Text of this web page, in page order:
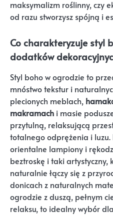
maksymalizm roślinny, czy
od razu stworzysz spójną i
Co charakteryzuje styl
dodatków
Styl boho w ogrodzie to
mnóstwo tekstur i
plecionych meblach,
makramach i masie
przytulną, relaksującą
totalnego odprężenia i luzu.
orientalne lampiony i
beztroskę i taki artystyczny,
naturalnie łączy się z
donicach z naturalnych
ogrodzie z duszą, pełnym
relaksu, to idealny wybór